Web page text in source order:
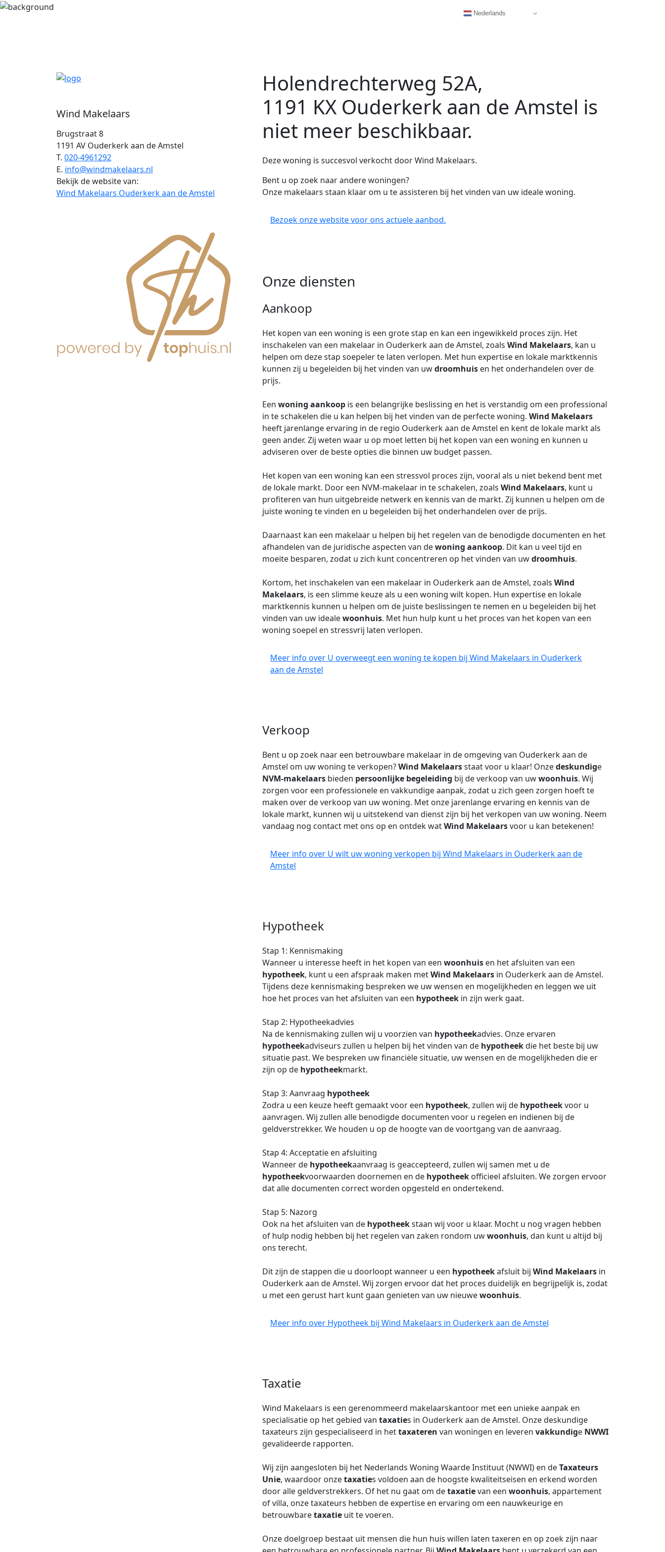
Wind Makelaars
Brugstraat 8
1191 AV Ouderkerk aan de Amstel
T. 020-4961292
E. info@windmakelaars.nl
Bekijk de website van:
Wind Makelaars Ouderkerk aan de Amstel
Holendrechterweg 52A,
1191 KX Ouderkerk aan de Amstel is
niet meer beschikbaar.
Deze woning is succesvol verkocht door Wind Makelaars.
Bent u op zoek naar andere woningen?
Onze makelaars staan klaar om u te assisteren bij het vinden van uw ideale woning.
Bezoek onze website voor ons actuele aanbod.
Onze diensten
Aankoop
Het kopen van een woning is een grote stap en kan een ingewikkeld proces zijn. Het
inschakelen van een makelaar in Ouderkerk aan de Amstel, zoals Wind Makelaars, kan u
helpen om deze stap soepeler te laten verlopen. Met hun expertise en lokale marktkennis
kunnen zij u begeleiden bij het vinden van uwdroomhuis en het onderhandelen over de
prijs.
Een woning aankoop is een belangrijke beslissing en het is verstandig om een professional
in te schakelen die u kan helpen bij het vinden van de perfecte woning. Wind Makelaars
heeft jarenlange ervaring in de regio Ouderkerk aan de Amstel en kent de lokale markt als
geen ander. Zij weten waar u op moet letten bij het kopen van een woning en kunnen u
adviseren over de beste opties die binnen uw budget passen.
Het kopen van een woning kan een stressvol proces zijn, vooral als u niet bekend bent met
de lokale markt. Door een NVM-makelaar in te schakelen, zoals Wind Makelaars, kunt u
profiteren van hun uitgebreide netwerk en kennis van de markt. Zij kunnen u helpen om de
juiste woning te vinden en u begeleiden bij het onderhandelen over de prijs.
Daarnaast kan een makelaar u helpen bij het regelen van de benodigde documenten en het
afhandelen van de juridische aspecten van dewoning aankoop. Dit kan u veel tijd en
moeite besparen, zodat u zich kunt concentreren op het vinden van uwdroomhuis.
Kortom, het inschakelen van een makelaar in Ouderkerk aan de Amstel, zoals Wind
Makelaars, is een slimme keuze als u een woning wilt kopen. Hun expertise en lokale
marktkennis kunnen u helpen om de juiste beslissingen te nemen en u begeleiden bij het
vinden van uw idealewoonhuis. Met hun hulp kunt u het proces van het kopen van een
woning soepel en stressvrij laten verlopen.
Meer info over U overweegt een woning te kopen bij Wind Makelaars in Ouderkerk
aan de Amstel
Verkoop
Bent u op zoek naar een betrouwbare makelaar in de omgeving van Ouderkerk aan de
Amstel om uw woning te verkopen?Wind Makelaarsstaat voor u klaar! Onzedeskundige
NVM-makelaars bieden persoonlijke begeleiding bij de verkoop van uwwoonhuis. Wij
zorgen voor een professionele en vakkundige aanpak, zodat u zich geen zorgen hoeft te
maken over de verkoop van uw woning. Met onze jarenlange ervaring en kennis van de
lokale markt, kunnen wij u uitstekend van dienst zijn bij het verkopen van uw woning. Neem
vandaag nog contact met ons op en ontdek watWind Makelaarsvoor u kan betekenen!
Meer info over U wilt uw woning verkopen bij Wind Makelaars in Ouderkerk aan de
Amstel
Hypotheek
Stap 1: Kennismaking
Wanneer u interesse heeft in het kopen van een woonhuis en het afsluiten van een
hypotheek, kunt u een afspraak maken metWind Makelaars in Ouderkerk aan de Amstel.
Tijdens deze kennismaking bespreken we uw wensen en mogelijkheden en leggen we uit
hoe het proces van het afsluiten van een hypotheek in zijn werk gaat.
Stap 2: Hypotheekadvies
Na de kennismaking zullen wij u voorzien van hypotheekadvies. Onze ervaren
hypotheekadviseurs zullen u helpen bij het vinden van de hypotheekdie het beste bij uw
situatie past. We bespreken uw financiële situatie, uw wensen en de mogelijkheden die er
zijn op de hypotheekmarkt.
Stap 3: Aanvraag hypotheek
Zodra u een keuze heeft gemaakt voor een hypotheek, zullen wij de hypotheekvoor u
aanvragen. Wij zullen alle benodigde documenten voor u regelen en indienen bij de
geldverstrekker. We houden u op de hoogte van de voortgang van de aanvraag.
Stap 4: Acceptatie en afsluiting
Wanneer de hypotheekaanvraag is geaccepteerd, zullen wij samen met u de
hypotheekvoorwaarden doornemen en de hypotheek officieel afsluiten. We zorgen ervoor
dat alle documenten correct worden opgesteld en ondertekend.
Stap 5: Nazorg
Ook na het afsluiten van de hypotheekstaan wij voor u klaar. Mocht u nog vragen hebben
of hulp nodig hebben bij het regelen van zaken rondom uwwoonhuis, dan kunt u altijd bij
ons terecht.
Dit zijn de stappen die u doorloopt wanneer u een hypotheekafsluit bij Wind Makelaars in
Ouderkerk aan de Amstel. Wij zorgen ervoor dat het proces duidelijk en begrijpelijk is, zodat
u met een gerust hart kunt gaan genieten van uw nieuwewoonhuis.
Meer info over Hypotheek bij Wind Makelaars in Ouderkerk aan de Amstel
Taxatie
Wind Makelaars is een gerenommeerd makelaarskantoor met een unieke aanpak en
specialisatie op het gebied van taxaties in Ouderkerk aan de Amstel. Onze deskundige
taxateurs zijn gespecialiseerd in hettaxateren van woningen en leveren vakkundige NWWI
gevalideerde rapporten.
Wij zijn aangesloten bij het Nederlands Woning Waarde Instituut (NWWI) en deTaxateurs
Unie, waardoor onzetaxaties voldoen aan de hoogste kwaliteitseisen en erkend worden
door alle geldverstrekkers. Of het nu gaat om detaxatievan een woonhuis, appartement
of villa, onze taxateurs hebben de expertise en ervaring om een nauwkeurige en
betrouwbaretaxatie uit te voeren.
Onze doelgroep bestaat uit mensen die hun huis willen laten taxeren en op zoek zijn naar
Nederlands